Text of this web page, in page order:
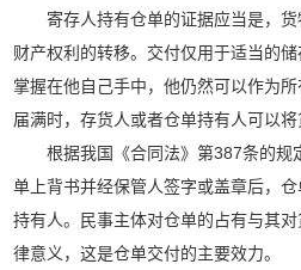
寄存人持有仓单的证据应当是，
财产权利的转移。交付仅用于适当的
掌握在他自己手中，他仍然可以作为
届满时，存货人或者仓单持有人可以将
根据我国《合同法》第387条的规
单上背书并经保管人签字或盖章后，
持有人。民事主体对仓单的占有与其
律意义，这是仓单交付的主要效力。